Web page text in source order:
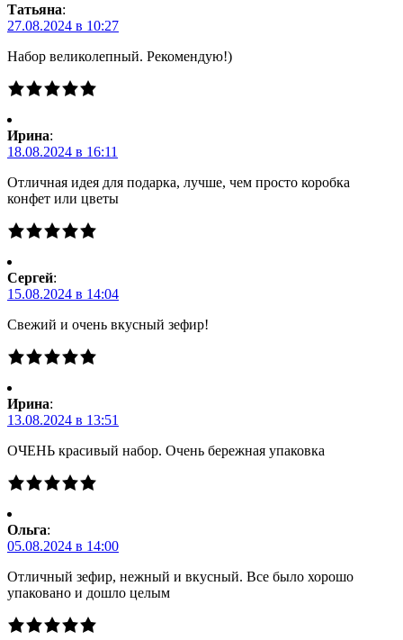
Татьяна:
27.08.2024 в 10:27
Набор великолепный. Рекомендую!)
Ирина:
18.08.2024 в 16:11
Отличная идея для подарка, лучше, чем просто коробка
конфет или цветы
Сергей:
15.08.2024 в 14:04
Свежий и очень вкусный зефир!
Ирина:
13.08.2024 в 13:51
ОЧЕНЬ красивый набор. Очень бережная упаковка
Ольга:
05.08.2024 в 14:00
Отличный зефир, нежный и вкусный. Все было хорошо
упаковано и дошло целым